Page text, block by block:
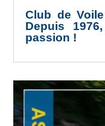
Club de
Depuis
passion !